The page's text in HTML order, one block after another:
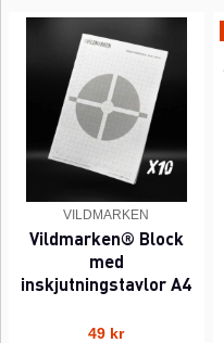
VILDMARKEN
Vildmarken® Block
med
inskjutningstavlor A4
49 kr